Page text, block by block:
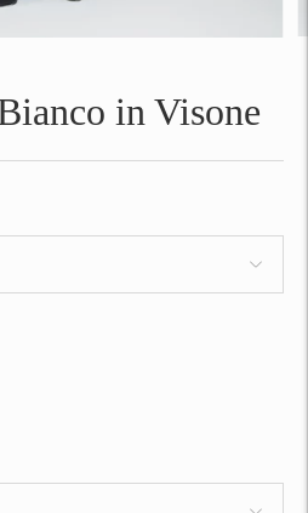
in Visone